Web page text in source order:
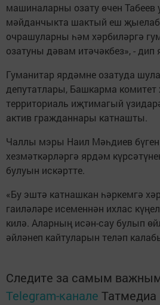
машиналарны озату өчен
мәйданчыкта шактый еш
очрашуларны һәм хәрбиләргә
озатуны дәвам итәчәкбез», - дип
Гуманитар ярдәмне озатуда
депутатлары, Башкарма комитет
территориаль иҗтимагый
актив гражданнары катнашты.
Чаллы мэры Наил Мәһдиев бүген
хезмәткәрләргә ярдәм
булуын искәртте.
«Бу эштә катнашкан һәркемгә
гаиләләре исеменнән ихлас
килә. Аларның исән-сау булып
әйләнеп кайтуларын теләп
Следите за самым
Telegram-канале Татмедиа